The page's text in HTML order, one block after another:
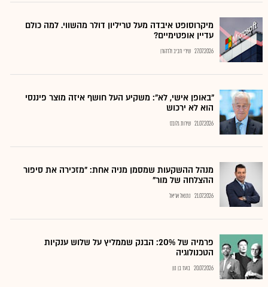
מיקרוסופט איבדה מעל טריליון דולר מהשווי. למה כולם
עדיין אופטימיים?
27.07.2026 שירי חביב ולדהורן
"באופן אישי, לא": משקיע העל חושף איזה מוצר פיננסי
הוא לא ירכוש
21.07.2026 שירות גלובס
מנהל ההשקעות שמסמן מניה אחת: "מזכירה את סיפור
ההצלחה של מור"
21.07.2026 נתנאל אריאל
פרמיה של 20%: הבנק שממליץ על שלוש ענקיות
הטכנולוגיה
20.07.2026 בועז בן נון